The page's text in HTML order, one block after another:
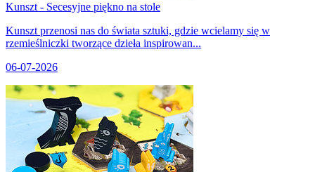
Kunszt - Secesyjne piękno na stole
Kunszt przenosi nas do świata sztuki, gdzie wcielamy się w
rzemieślniczki tworzące dzieła inspirowan...
06-07-2026